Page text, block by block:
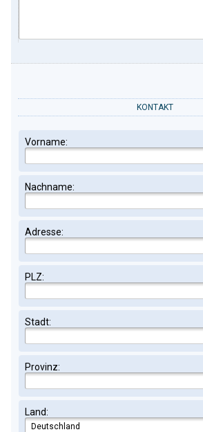
KONTAKT
Vorname:
Nachname:
Adresse:
PLZ:
Stadt:
Provinz:
Land: